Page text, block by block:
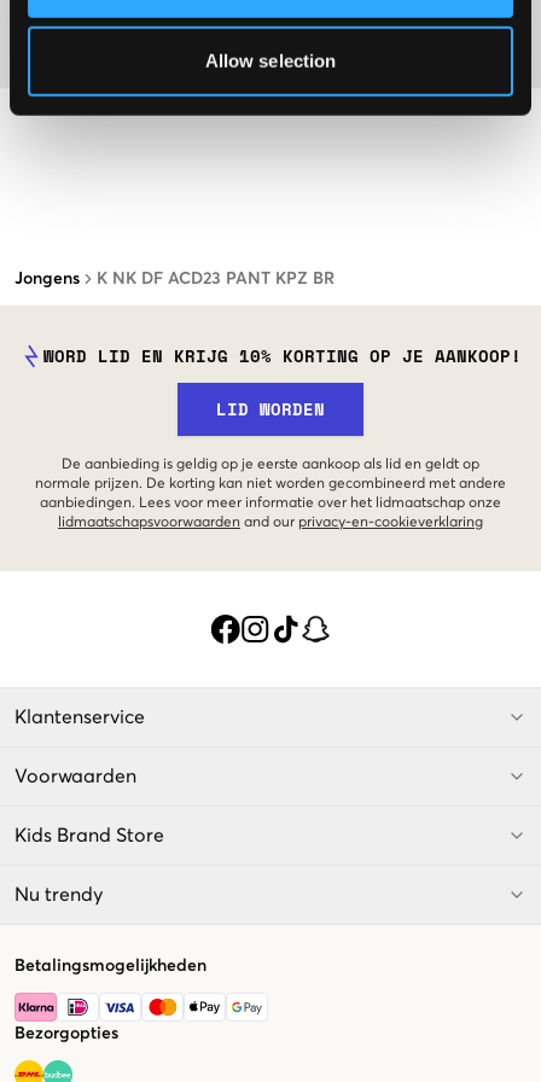
Allow selection
Jongens K NK DF ACD23 PANT KPZ BR
WORD LID EN KRIJG 10% KORTING OP JE AANKOOP!
LID WORDEN
De aanbieding is geldig op je eerste aankoop als lid en geldt op
normale prijzen. De korting kan niet worden gecombineerd met andere
aanbiedingen. Lees voor meer informatie over het lidmaatschap onze
lidmaatschapsvoorwaarden and our privacy-en-cookieverklaring
Klantenservice
Voorwaarden
Kids Brand Store
Nu trendy
Betalingsmogelijkheden
Bezorgopties